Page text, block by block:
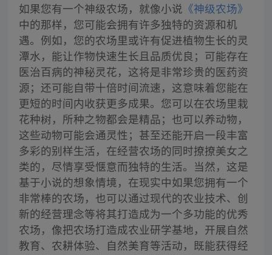
如果您有一个神级农场，就像小说 《神级农场》
中的那样，您可能会拥有许多独特的资源和机
遇。例如，您的农场里或许有促进植物生长的灵
潭水，能让作物快速生长且品质优良；可能存在
医治百病的神秘灵花，这将是非常珍贵的医药资
源；还可能自带十倍时间流速，这意味着您能在
更短的时间内收获更多成果。您可以在农场里栽
花种树，所种之物都会是精品；也可以养动物，
这些动物可能会通灵性；甚至还能开启一段丰富
多彩的别样生活，在经营农场的同时撩撩美女之
类的，尽情享受惬意而独特的生活。当然，这是
基于小说的想象情境，在现实中如果您拥有一个
非常棒的农场，也可以通过现代的农业技术、创
新的经营理念等将其打造成为一个多功能的优秀
农场，像把农场打造成农业研学基地，开展自然
教育、农耕体验、自然美育等活动，既能获得经